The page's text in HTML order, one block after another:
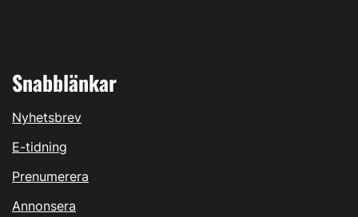
Snabblänkar
Nyhetsbrev
E-tidning
Prenumerera
Annonsera